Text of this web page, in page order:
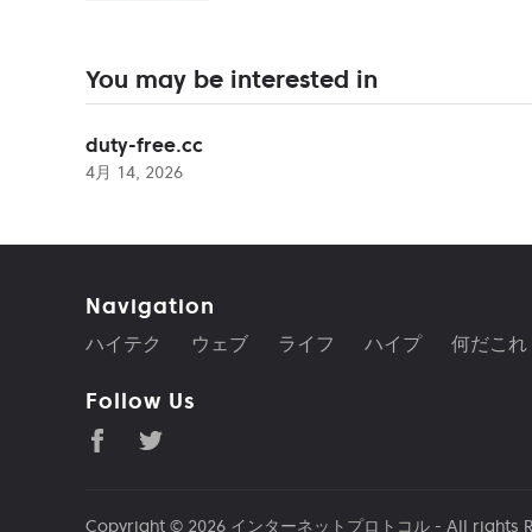
You may be interested in
duty-free.cc
4月 14, 2026
Navigation
ハイテク ウェブ ライフ ハイプ 何だこれ
Follow Us
Copyright © 2026 インターネットプロトコル - All rights